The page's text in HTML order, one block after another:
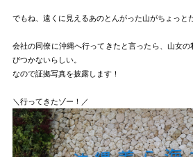
でもね、遠くに見えるあのとんがった山がちょっと
会社の同僚に沖縄へ行ってきたと言ったら、山女
びつかないらしい。
なので証拠写真を披露します！
＼行ってきたゾー！／